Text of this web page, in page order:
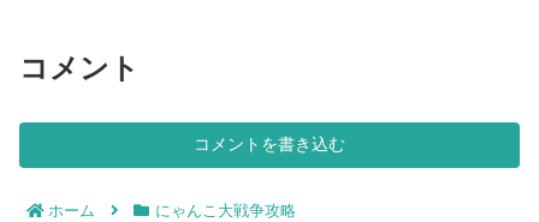
コメント
コメントを書き込む
ホーム にゃんこ大戦争攻略